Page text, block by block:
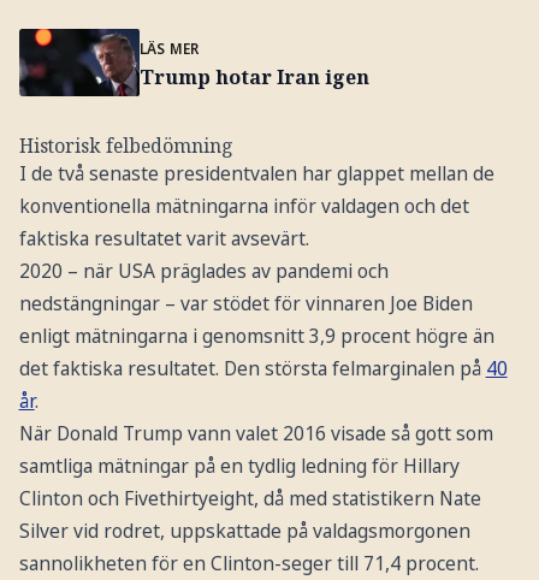
LÄS MER
Trump hotar Iran igen
Historisk felbedömning
I de två senaste presidentvalen har glappet mellan de
konventionella mätningarna inför valdagen och det
faktiska resultatet varit avsevärt.
2020 – när USA präglades av pandemi och
nedstängningar – var stödet för vinnaren Joe Biden
enligt mätningarna i genomsnitt 3,9 procent högre än
det faktiska resultatet. Den största felmarginalen på 40
år.
När Donald Trump vann valet 2016 visade så gott som
samtliga mätningar på en tydlig ledning för Hillary
Clinton och Fivethirtyeight, då med statistikern Nate
Silver vid rodret, uppskattade på valdagsmorgonen
sannolikheten för en Clinton-seger till 71,4 procent.